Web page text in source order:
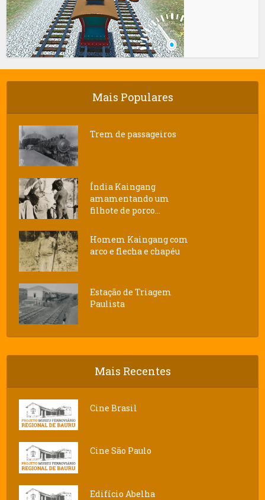
Mais Populares
Trem de passageiros
Índia Kaingang
amamentando um
filhote de porco...
Homem Kaingang com
arco e flecha e chapéu
Estação de Triagem
Paulista
Mais Recentes
Cine Brasil
Cine São Paulo
Edifício Abelha